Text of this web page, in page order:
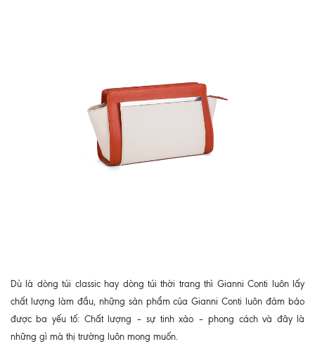
Dù là dòng túi classic hay dòng túi thời trang thì Gianni Conti luôn lấy
chất lượng làm đầu, những sản phẩm của Gianni Conti luôn đảm bảo
được ba yếu tố: Chất lượng – sự tinh xảo – phong cách và đây là
những gì mà thị trường luôn mong muốn.